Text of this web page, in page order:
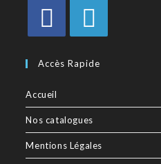
Accès Rapide
Accueil
Nos catalogues
Mentions Légales